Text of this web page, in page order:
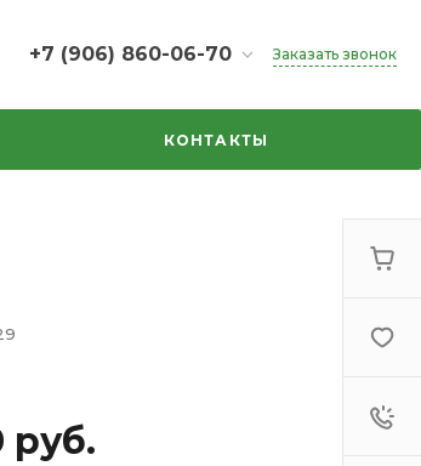
+7 (906) 860-06-70
+7 (906) 860-06-70
г. Челябинск, ТК Кольцо,
секция 35
Заказать звонок
КОНТАКТЫ
руб.